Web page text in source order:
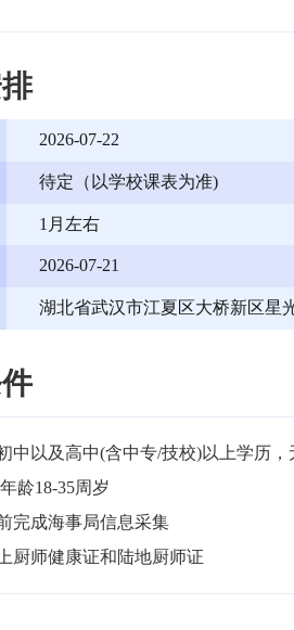
2026-07-22
待定（以学校课表为准)
1月左右
2026-07-21
湖北省武汉市江夏区大桥新区星
中以及高中(含中专/技校)以上学历
龄18-35周岁
完成海事局信息采集
厨师健康证和陆地厨师证